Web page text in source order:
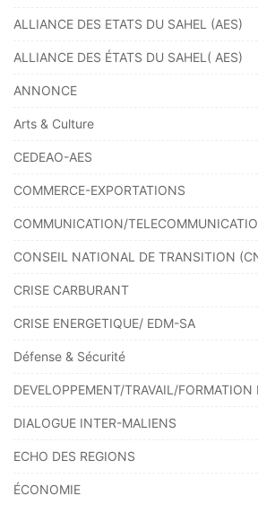
ALLIANCE DES ETATS DU SAHEL (AES)
ALLIANCE DES ÉTATS DU SAHEL( AES)
ANNONCE
Arts & Culture
CEDEAO-AES
COMMERCE-EXPORTATIONS
COMMUNICATION/
CONSEIL NATIONAL DE TRANSITION
CRISE CARBURANT
CRISE ENERGETIQUE/ EDM-SA
Défense & Sécurité
DEVELOPPEMENT/TRAVAIL/
DIALOGUE INTER-MALIENS
ECHO DES REGIONS
ÉCONOMIE